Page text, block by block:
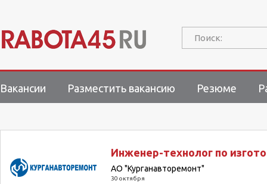
Поиск:
Вакансии Разместить вакансию Резюме
Инженер-технолог по
АО "Курганавторемонт"
30 октября